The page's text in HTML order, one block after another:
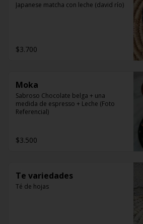
Japanese matcha con leche (david río)
$3.700
Moka
Sabroso Chocolate belga + una
medida de espresso + Leche (Foto
Referencial)
$3.500
Te variedades
Té de hojas